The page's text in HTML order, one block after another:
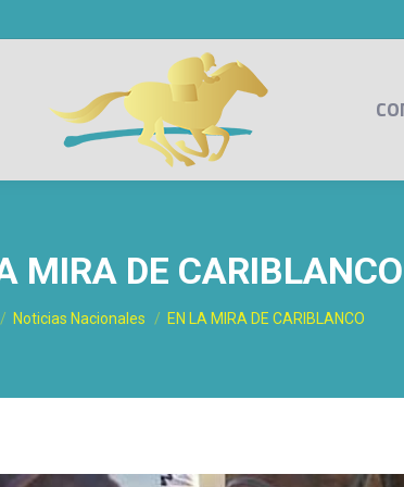
MIRA DE CARIBLANCO
Noticias Nacionales EN LA MIRA DE CARIBLANCO